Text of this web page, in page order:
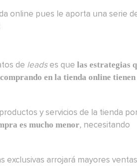
online pues le aporta una serie
de leadses que las estrategias
en la tienda online tienen
y servicios de la tienda
es mucho menor, necesitando
arrojará mayores